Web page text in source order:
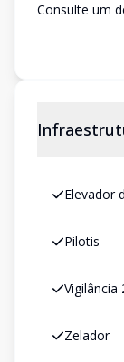
Consulte um
Elevador
Pilotis
Vigilância
Zelador